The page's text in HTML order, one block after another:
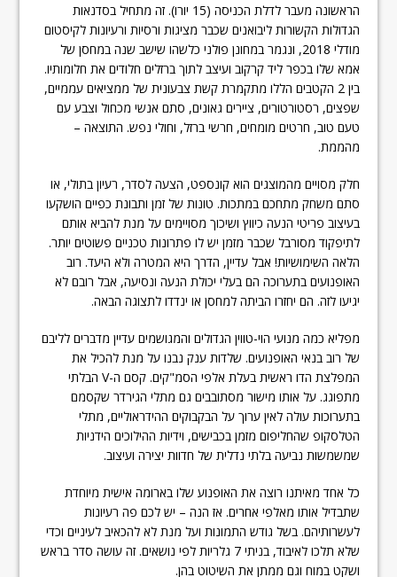
הראשונה מעבר לדלת הכניסה (15 יורו). זה מתחיל בסדנאות
הגדולות הקשורות ליבואנים שכבר מציגות ורסיות ורעיונות לקיסטום
מודלי 2018, ונגמר במחונן פולני כלשהו שישב שנה במחסן של
אמא שלו בכפר ליד קרקוב ועיצב לתוך ברזלים חלודים את חלומותיו.
בין 2 הקטבים הללו מתקמרת קשת צבעונית של ממציאים עממיים,
שפצים, רסטורטורים, ציירים גאונים, סתם אנשי מכחול וצבע עם
טעם טוב, חרטים מומחים, חרשי ברזל, וחולי נפש. התוצאה –
מהממת.
חלק מסויים מהמוצגים הוא קונספט, הצעה לסדר, רעיון בתולי, או
סתם משחק מתחכם במתכות. טונות של זמן ותבונת כפיים הושקעו
בעיצוב פריטי הנעה כיווץ ושיכוך מסויימים על מנת להביא אותם
לתיפקוד מסורבל שכבר מזמן יש לו פתרונות טכניים פשוטים יותר.
הלאה השימושיות! אבל עדיין, הדרך היא המטרה ולא היעד. רוב
האופנועים בתערוכה הם בעלי יכולת הנעה ונסיעה, אבל רובם לא
יגיעו לזה. הם יחזרו הביתה למחסן או ינדדו לתצוגה הבאה.
מפליא כמה מנועי הוי-טווין הגדולים והמגושמים עדיין מדברים לליבם
של רוב בנאי האופנועים. שלדות ענק נבנו על מנת להכיל את
המפלצת הדו ראשית בעלת אלפי הסמ"קים. קסם ה-V הבלתי
מתפוגג. על אותו מישור מסתובבים גם מתלי הגירדר שקסמם
בתערוכות עולה לאין ערוך על הבקבוקים ההידראוליים, מתלי
הטלסקופ שהחליפום מזמן בכבישים, וידיות ההילוכים הידניות
שמשמשות נביעה בלתי נדלית של חדוות יצירה ועיצוב.
כל אחד מאיתנו רוצה את האופנוע שלו בארומה אישית מיוחדת
שתבדיל אותו מאלפי אחרים. אז הנה – יש לכם פה רעיונות
לעשרותיהם. בשל גודש התמונות ועל מנת לא להכאיב לעיניים וכדי
שלא תלכו לאיבוד, בניתי 7 גלריות לפי נושאים. זה עושה סדר בראש
ושקט במוח וגם ממתן את השיטוט בהן.